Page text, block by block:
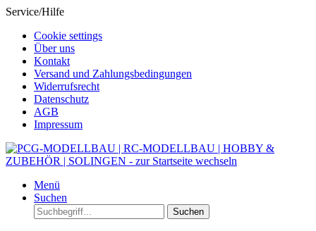
Service/Hilfe
Cookie settings
Über uns
Kontakt
Versand und Zahlungsbedingungen
Widerrufsrecht
Datenschutz
AGB
Impressum
Menü
Suchen
Suchen